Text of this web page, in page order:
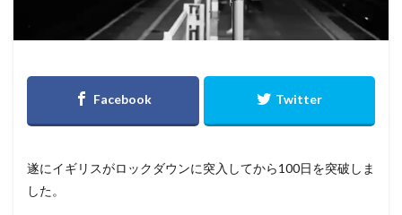
遂にイギリスがロックダウンに突入してから100日を突破しま
した。